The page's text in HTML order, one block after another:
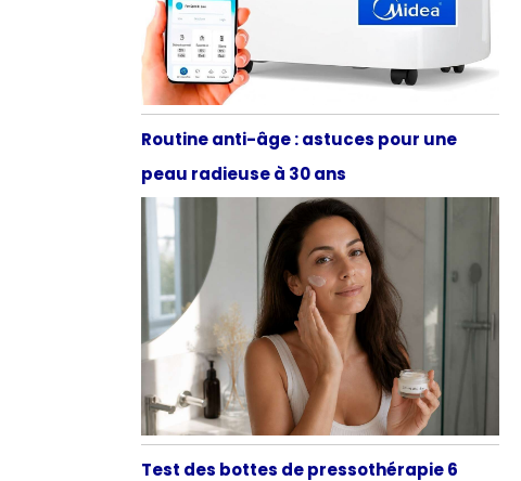
Routine anti-âge : astuces pour une
peau radieuse à 30 ans
Test des bottes de pressothérapie 6